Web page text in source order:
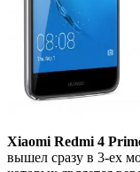
Xiaomi Redmi 4
вышел сразу в 3-ех